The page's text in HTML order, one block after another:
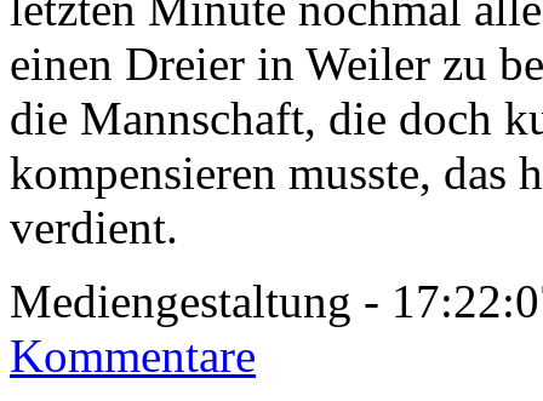
einen Dreier in Weiler zu
die Mannschaft, die doch
kompensieren musste, das
verdient.
Mediengestaltung -
Kommentare